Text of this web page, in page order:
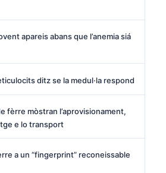
apareis abans que l’anemia siá
ditz se la medul·la respond
fèrre mòstran l’aprovisionament,
e lo transport
a un “fingerprint” reconeissable